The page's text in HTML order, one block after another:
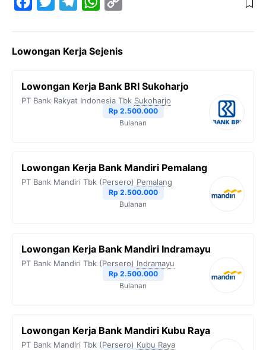
e
o
t
e
e
r
t
A
y
n
k
Lowongan Kerja Sejenis
Lowongan Kerja Bank BRI Sukoharjo
PT Bank Rakyat Indonesia Tbk Sukoharjo
Rp 2.500.000
Bulanan
Lowongan Kerja Bank Mandiri Pemalang
PT Bank Mandiri Tbk (Persero) Pemalang
Rp 2.500.000
Bulanan
Lowongan Kerja Bank Mandiri Indramayu
PT Bank Mandiri Tbk (Persero) Indramayu
Rp 2.500.000
Bulanan
Lowongan Kerja Bank Mandiri Kubu Raya
PT Bank Mandiri Tbk (Persero) Kubu Raya